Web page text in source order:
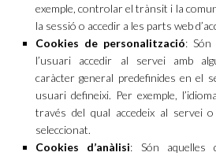
exemple, controlar el trànsit i la
la sessió o accedir a les parts web
Cookies de personalització: Són
l’usuari accedir al servei amb
caràcter general predefinides en el
usuari defineixi. Per exemple,
través del qual accedeix al servei
seleccionat.
Cookies d’anàlisi: Són aquelles